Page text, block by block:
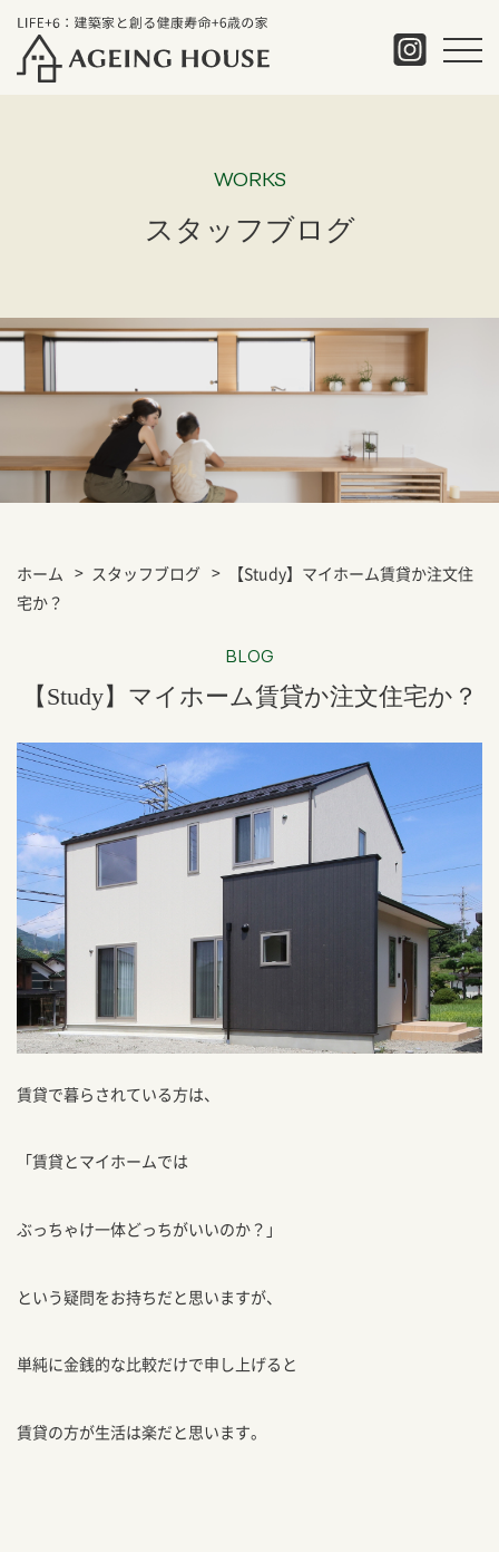
WORKS
スタッフブログ
ホーム スタッフブログ
【Study】マイホーム賃貸か注文住
宅か？
BLOG
【Study】マイホーム賃貸か注文住宅か？
賃貸で暮らされている方は、
「賃貸とマイホームでは
ぶっちゃけ一体どっちがいいのか？」
という疑問をお持ちだと思いますが、
単純に金銭的な比較だけで申し上げると
賃貸の方が生活は楽だと思います。